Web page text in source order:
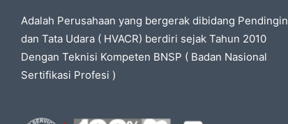
Adalah Perusahaan yang bergerak dibidang Pendingin
dan Tata Udara ( HVACR) berdiri sejak Tahun 2010
Dengan Teknisi Kompeten BNSP ( Badan Nasional
Sertifikasi Profesi )